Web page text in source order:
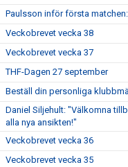
Paulsson inför första
Veckobrevet vecka 38
Veckobrevet vecka 37
THF-Dagen 27 september
Beställ din personliga
Daniel Siljehult: "Välkomna
alla nya ansikten!"
Veckobrevet vecka 36
Veckobrevet vecka 35